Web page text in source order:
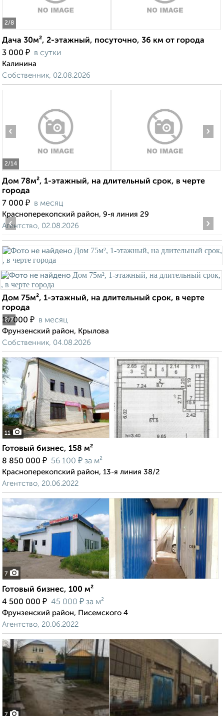
2/8
Дача 30м², 2-этажный, посуточно, 36 км от города
3 000 ₽ в сутки
Калинина
Собственник, 02.08.2026
2/14
‹ ›
Дом 78м², 1-этажный, на длительный срок, в черте
города
7 000 ₽ в месяц
Красноперекопский район, 9-я линия 29
Агентство, 02.08.2026
2/7
‹ ›
Дом 75м², 1-этажный, на длительный срок, в черте
города
10 000 ₽ в месяц
Фрунзенский район, Крылова
Собственник, 04.08.2026
11
Готовый бизнес, 158 м²
8 850 000 ₽ 56 100 ₽ за м²
Красноперекопский район, 13-я линия 38/2
Агентство, 20.06.2022
7
Готовый бизнес, 100 м²
4 500 000 ₽ 45 000 ₽ за м²
Фрунзенский район, Писемского 4
Агентство, 20.06.2022